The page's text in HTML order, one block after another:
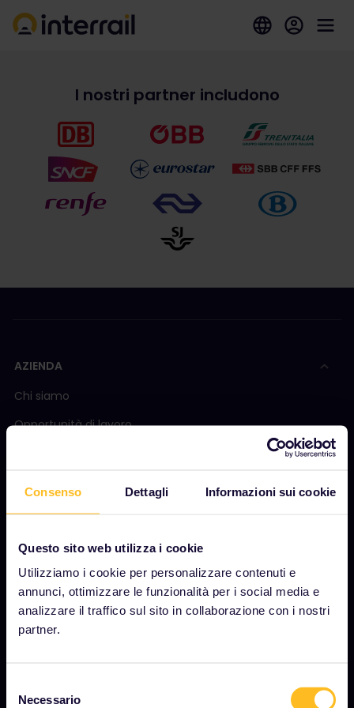
Consenso Dettagli Informazioni sui cookie
Questo sito web utilizza i cookie
Utilizziamo i cookie per personalizzare contenuti e
annunci, ottimizzare le funzionalità per i social media e
analizzare il traffico sul sito in collaborazione con i nostri
partner.
delNecessario
I nostri partner includono
AZIENDA
Chi siamo
Opportunità di lavoro
Contenuti sponsorizzati
INIZIA
Cos'è Interrail?
Rivista